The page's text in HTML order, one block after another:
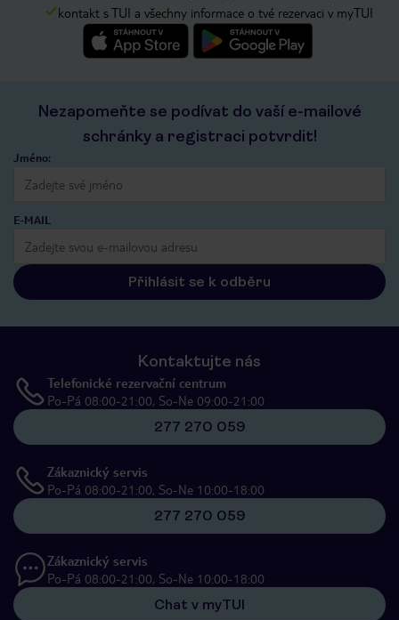
kontakt s TUI a všechny informace o tvé rezervaci v myTUI
Nezapomeňte se podívat do vaší e-mailové
schránky a registraci potvrdit!
Jméno:
E-MAIL
Přihlásit se k odběru
Kontaktujte nás
Telefonické rezervační centrum
Po-Pá 08:00-21:00, So-Ne 09:00-21:00
277 270 059
Zákaznický servis
Po-Pá 08:00-21:00, So-Ne 10:00-18:00
277 270 059
Zákaznický servis
Po-Pá 08:00-21:00, So-Ne 10:00-18:00
Chat v myTUI